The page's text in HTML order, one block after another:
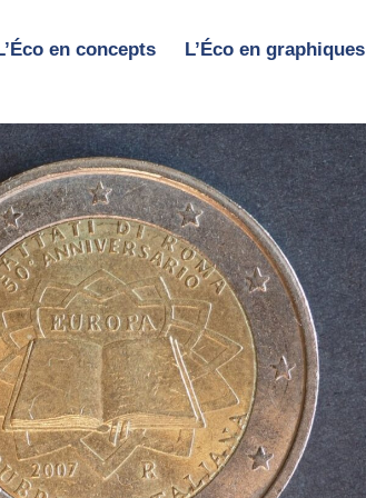
en concepts L’Éco en graphiques